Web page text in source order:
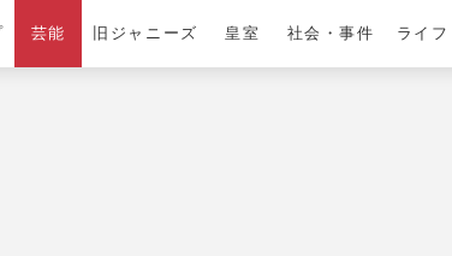
芸能 旧ジャニーズ 皇室 社会・事件 ライフ